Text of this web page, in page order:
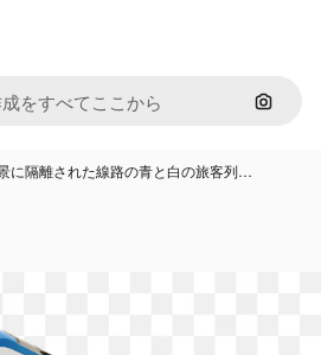
画像で
に隔離された線路の青と白の旅客列…